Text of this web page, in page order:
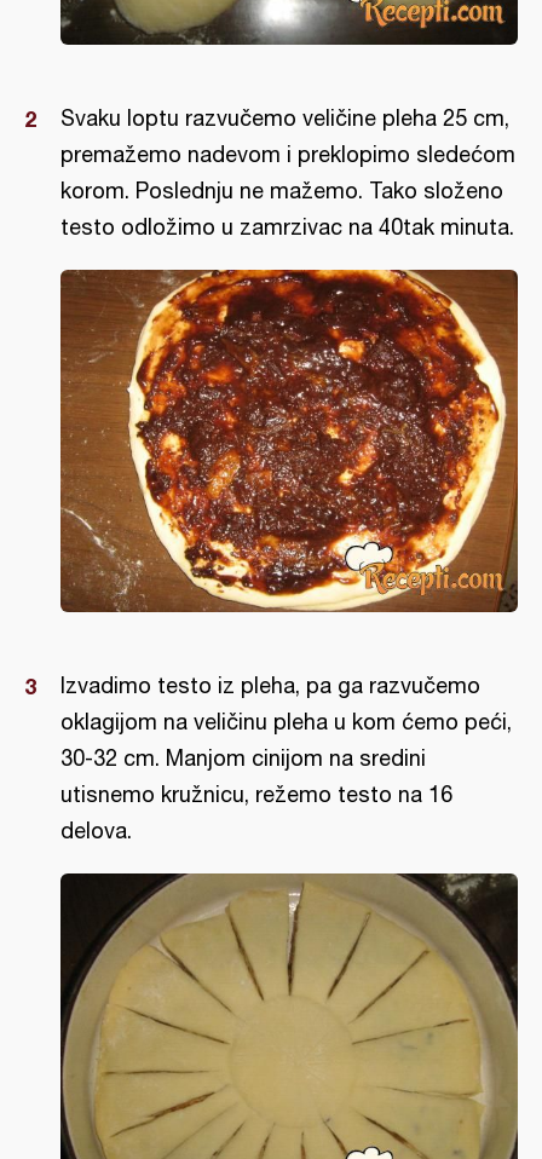
Svaku loptu razvučemo veličine pleha 25 cm,
premažemo nadevom i preklopimo sledećom
korom. Poslednju ne mažemo. Tako složeno
testo odložimo u zamrzivac na 40tak minuta.
Izvadimo testo iz pleha, pa ga razvučemo
oklagijom na veličinu pleha u kom ćemo peći,
30-32 cm. Manjom cinijom na sredini
utisnemo kružnicu, režemo testo na 16
delova.